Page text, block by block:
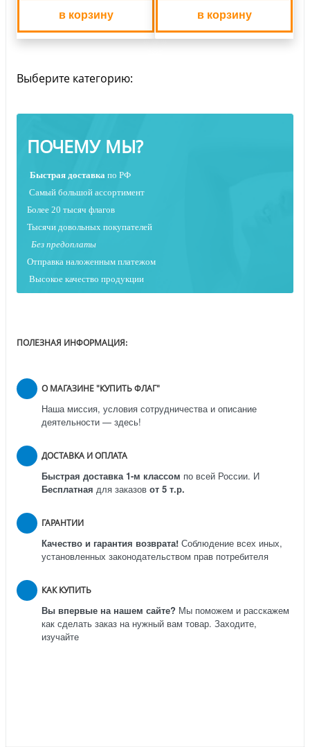
в корзину в корзину
Выберите категорию:
ПОЧЕМУ МЫ?
Быстрая доставка по РФ
Самый большой ассортимент
Более 20 тысяч флагов
Тысячи довольных покупателей
Без предоплаты
Отправка наложенным платежом
Высокое качество продукции
ПОЛЕЗНАЯ ИНФОРМАЦИЯ:
О МАГАЗИНЕ "КУПИТЬ ФЛАГ"
Наша миссия, условия сотрудничества и описание
деятельности — здесь!
ДОСТАВКА И ОПЛАТА
Быстрая доставка 1-м классом по всей России. И
Бесплатная для заказов от 5 т.р.
ГАРАНТИИ
Качество и гарантия возврата! Соблюдение всех иных,
установленных законодательством прав потребителя
КАК КУПИТЬ
Вы впервые на нашем сайте? Мы поможем и расскажем
как сделать заказ на нужный вам товар. Заходите,
изучайте